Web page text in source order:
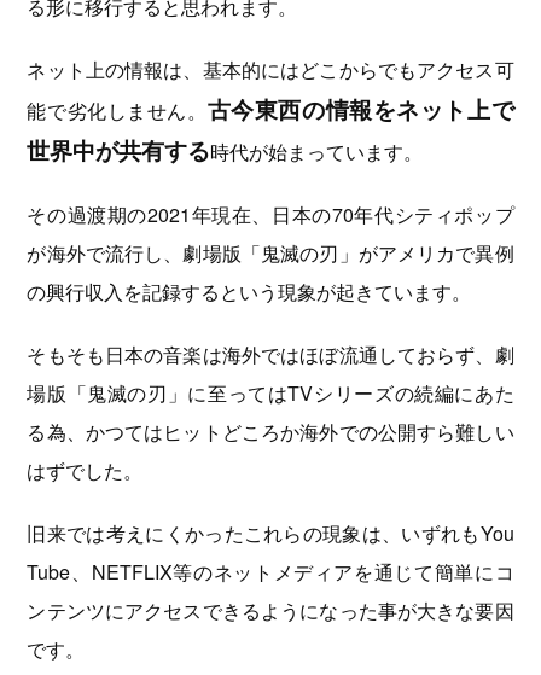
る形に移行すると思われます。
ネット上の情報は、基本的にはどこからでもアクセス可
能で劣化しません。 古今東西の情報をネット上で
世界中が共有する時代が始まっています。
その過渡期の2021年現在、日本の70年代シティポップ
が海外で流行し、劇場版「鬼滅の刃」がアメリカで異例
の興行収入を記録するという現象が起きています。
そもそも日本の音楽は海外ではほぼ流通しておらず、劇
場版「鬼滅の刃」に至ってはTVシリーズの続編にあた
る為、かつてはヒットどころか海外での公開すら難しい
はずでした。
旧来では考えにくかったこれらの現象は、いずれもYou
Tube、NETFLIX等のネットメディアを通じて簡単にコ
ンテンツにアクセスできるようになった事が大きな要因
です。